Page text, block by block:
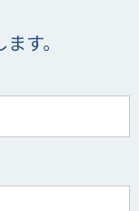
す。